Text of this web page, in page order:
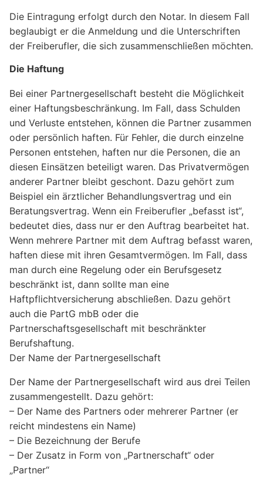
Die Eintragung erfolgt durch den Notar. In diesem Fall
beglaubigt er die Anmeldung und die Unterschriften
der Freiberufler, die sich zusammenschließen möchten.
Die Haftung
Bei einer Partnergesellschaft besteht die Möglichkeit
einer Haftungsbeschränkung. Im Fall, dass Schulden
und Verluste entstehen, können die Partner zusammen
oder persönlich haften. Für Fehler, die durch einzelne
Personen entstehen, haften nur die Personen, die an
diesen Einsätzen beteiligt waren. Das Privatvermögen
anderer Partner bleibt geschont. Dazu gehört zum
Beispiel ein ärztlicher Behandlungsvertrag und ein
Beratungsvertrag. Wenn ein Freiberufler „befasst ist“,
bedeutet dies, dass nur er den Auftrag bearbeitet hat.
Wenn mehrere Partner mit dem Auftrag befasst waren,
haften diese mit ihren Gesamtvermögen. Im Fall, dass
man durch eine Regelung oder ein Berufsgesetz
beschränkt ist, dann sollte man eine
Haftpflichtversicherung abschließen. Dazu gehört
auch die PartG mbB oder die
Partnerschaftsgesellschaft mit beschränkter
Berufshaftung.
Der Name der Partnergesellschaft
Der Name der Partnergesellschaft wird aus drei Teilen
zusammengestellt. Dazu gehört:
– Der Name des Partners oder mehrerer Partner (er
reicht mindestens ein Name)
– Die Bezeichnung der Berufe
– Der Zusatz in Form von „Partnerschaft“ oder
„Partner“